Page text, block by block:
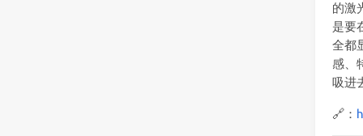
的激
是要
全都
感、
吸进
🔗：